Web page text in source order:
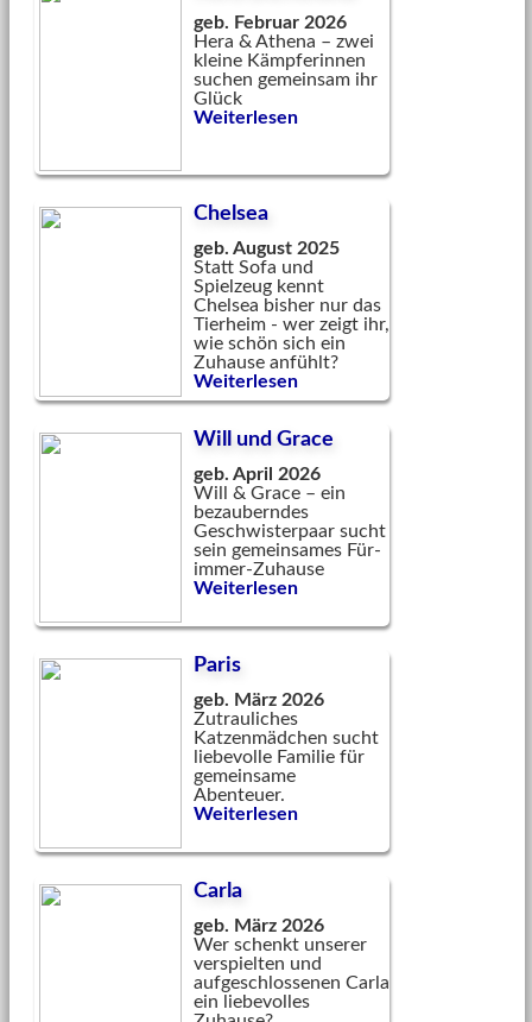
geb. Februar 2026
Hera & Athena – zwei
kleine Kämpferinnen
suchen gemeinsam ihr
Glück
Weiterlesen
Chelsea
geb. August 2025
Statt Sofa und
Spielzeug kennt
Chelsea bisher nur das
Tierheim - wer zeigt ihr,
wie schön sich ein
Zuhause anfühlt?
Weiterlesen
Will und Grace
geb. April 2026
Will & Grace – ein
bezauberndes
Geschwisterpaar sucht
sein gemeinsames Für-
immer-Zuhause
Weiterlesen
Paris
geb. März 2026
Zutrauliches
Katzenmädchen sucht
liebevolle Familie für
gemeinsame
Abenteuer.
Weiterlesen
Carla
geb. März 2026
Wer schenkt unserer
verspielten und
aufgeschlossenen Carla
ein liebevolles